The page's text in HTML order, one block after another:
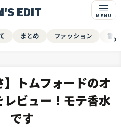
EDIT
まとめ ファッション 香水
】トムフォードのオ
レビュー！モテ香水
です